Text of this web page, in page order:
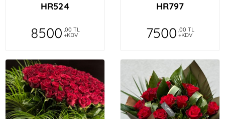
HR524
8500 ,00 TL
+KDV
HR797
7500 ,00 TL
+KDV